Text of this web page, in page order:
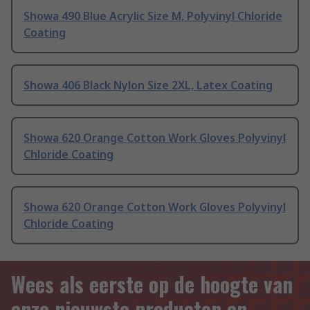
Showa 490 Blue Acrylic Size M, Polyvinyl Chloride
Coating
Showa 406 Black Nylon Size 2XL, Latex Coating
Showa 620 Orange Cotton Work Gloves Polyvinyl
Chloride Coating
Showa 620 Orange Cotton Work Gloves Polyvinyl
Chloride Coating
Wees als eerste op de hoogte van